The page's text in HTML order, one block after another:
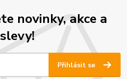
novinky, akce a
slevy!
Přihlásit se